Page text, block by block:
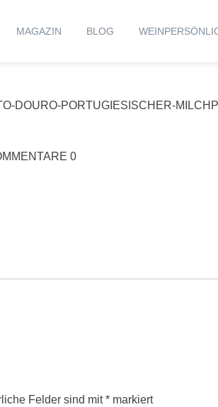
MAGAZIN BLOG
DOURO-PORTUGIESISCHER-
0
Felder sind mit*markiert